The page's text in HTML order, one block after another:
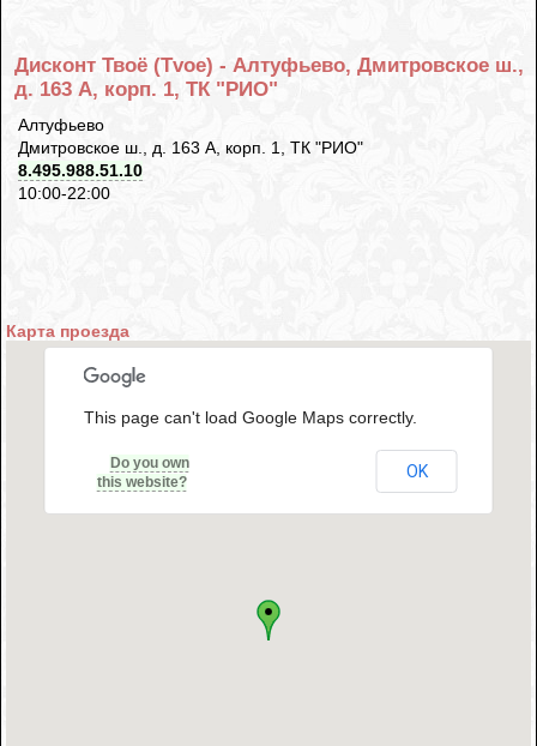
Дисконт Твоё (Tvoe) - Алтуфьево, Дмитровское ш.,
д. 163 А, корп. 1, ТК "РИО"
Алтуфьево
Дмитровское ш., д. 163 А, корп. 1, ТК "РИО"
8.495.988.51.10
10:00-22:00
Карта проезда
This page can't load Google Maps correctly.
Do you own
this website?
OK